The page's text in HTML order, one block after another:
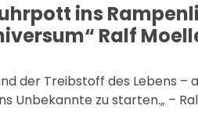
ins
Ralf
der Treibstoff des Lebens –
Unbekannte zu starten.„ –